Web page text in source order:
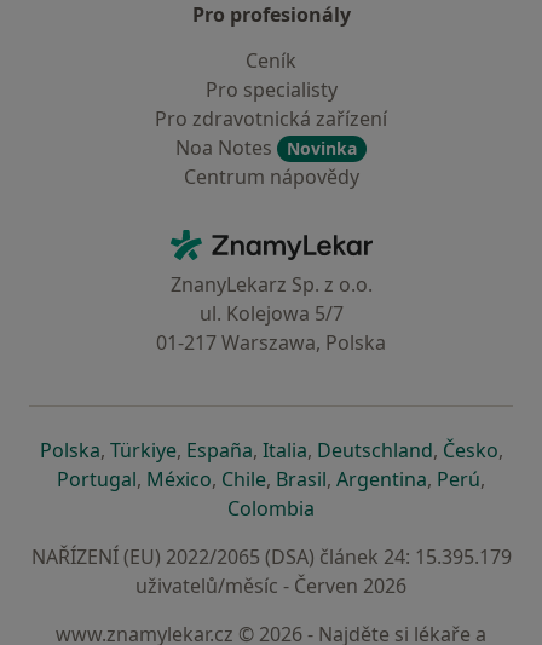
Pro profesionály
Ceník
Pro specialisty
Pro zdravotnická zařízení
Noa Notes
Novinka
Centrum nápovědy
ZnamyLekar - Hlavní stránka
ZnanyLekarz Sp. z o.o.
ul. Kolejowa 5/7
01-217 Warszawa, Polska
Polskase otevře v nové záložce
, Türkiyese otevře v nové záložce
, Españase otevře v nové záložce
, Italiase otevře v nové záložce
, Deutschlandse otevře v
, Českose
,
Portugalse otevře v nové záložce
, Méxicose otevře v nové záložce
, Chilese otevře v nové záložce
, Brasilse otevře v nové
, Argentinase otevře v
, Perúse
,
Colombia
NAŘÍZENÍ (EU) 2022/2065 (DSA) článek 24: 15.395.179
uživatelů/měsíc - Červen 2026
www.znamylekar.cz © 2026 - Najděte si lékaře a